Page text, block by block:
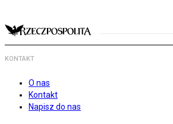
KONTAKT
O nas
Kontakt
Napisz do nas